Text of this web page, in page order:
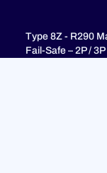
Type 8Z - R290
Fail-Safe – 2P / 3P